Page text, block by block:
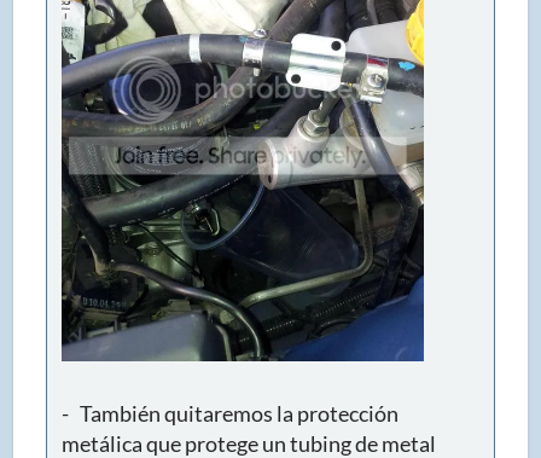
- También quitaremos la protección
metálica que protege un tubing de metal